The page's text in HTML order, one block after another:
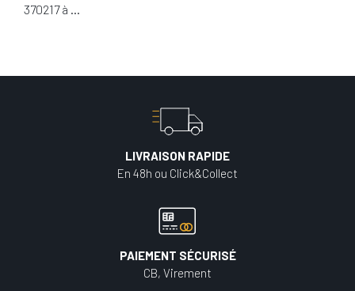
370217 à …
LIVRAISON RAPIDE
En 48h ou Click&Collect
PAIEMENT SÉCURISÉ
CB, Virement